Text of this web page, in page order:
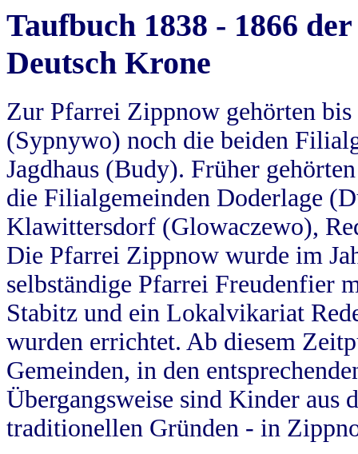
Taufbuch 1838 - 1866
Deutsch Krone
Zur Pfarrei Zippnow gehörten
(Sypnywo) noch die beiden
Jagdhaus (Budy). Früher
die Filialgemeinden Doderlage
Klawittersdorf (Glowaczewo),
Die Pfarrei Zippnow wurde im
selbständige Pfarrei Freudenfier
Stabitz und ein Lokalvikariat
wurden errichtet. Ab diesem
Gemeinden, in den
Übergangsweise sind Kinder aus
traditionellen Gründen - in